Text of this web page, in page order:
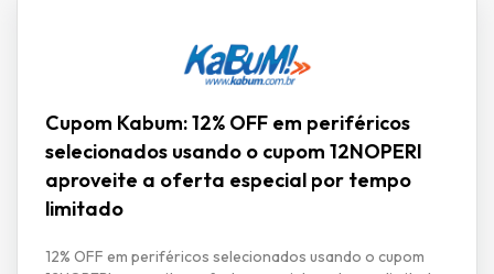
Cupom Kabum: 12% OFF em periféricos
selecionados usando o cupom 12NOPERI
aproveite a oferta especial por tempo
limitado
12% OFF em periféricos selecionados usando o cupom